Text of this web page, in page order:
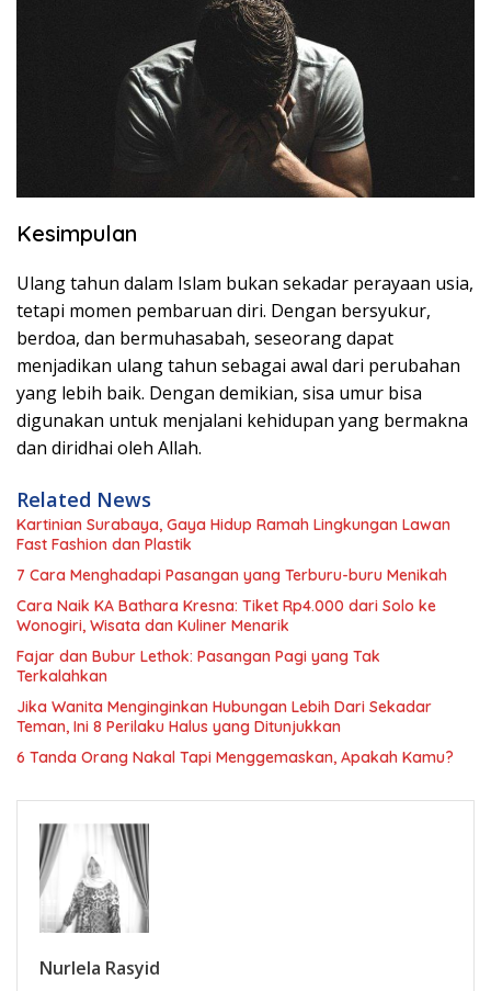
Kesimpulan
Ulang tahun dalam Islam bukan sekadar perayaan usia,
tetapi momen pembaruan diri. Dengan bersyukur,
berdoa, dan bermuhasabah, seseorang dapat
menjadikan ulang tahun sebagai awal dari perubahan
yang lebih baik. Dengan demikian, sisa umur bisa
digunakan untuk menjalani kehidupan yang bermakna
dan diridhai oleh Allah.
Related News
Kartinian Surabaya, Gaya Hidup Ramah Lingkungan Lawan
Fast Fashion dan Plastik
7 Cara Menghadapi Pasangan yang Terburu-buru Menikah
Cara Naik KA Bathara Kresna: Tiket Rp4.000 dari Solo ke
Wonogiri, Wisata dan Kuliner Menarik
Fajar dan Bubur Lethok: Pasangan Pagi yang Tak
Terkalahkan
Jika Wanita Menginginkan Hubungan Lebih Dari Sekadar
Teman, Ini 8 Perilaku Halus yang Ditunjukkan
6 Tanda Orang Nakal Tapi Menggemaskan, Apakah Kamu?
Nurlela Rasyid